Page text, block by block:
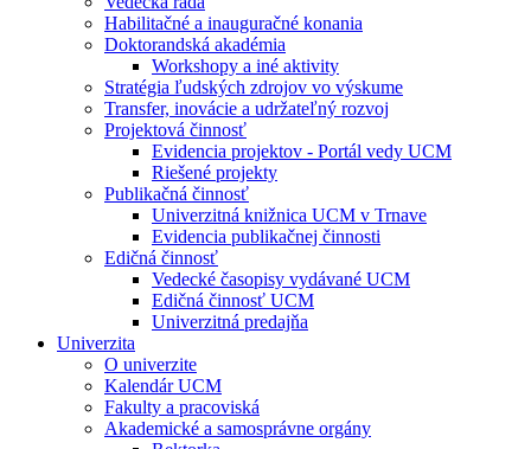
Habilitačné a inauguračné konania
Doktorandská akadémia
Workshopy a iné aktivity
Stratégia ľudských zdrojov vo výskume
Transfer, inovácie a udržateľný rozvoj
Projektová činnosť
Evidencia projektov - Portál vedy UCM
Riešené projekty
Publikačná činnosť
Univerzitná knižnica UCM v Trnave
Evidencia publikačnej činnosti
Edičná činnosť
Vedecké časopisy vydávané UCM
Edičná činnosť UCM
Univerzitná predajňa
Univerzita
O univerzite
Kalendár UCM
Fakulty a pracoviská
Akademické a samosprávne orgány